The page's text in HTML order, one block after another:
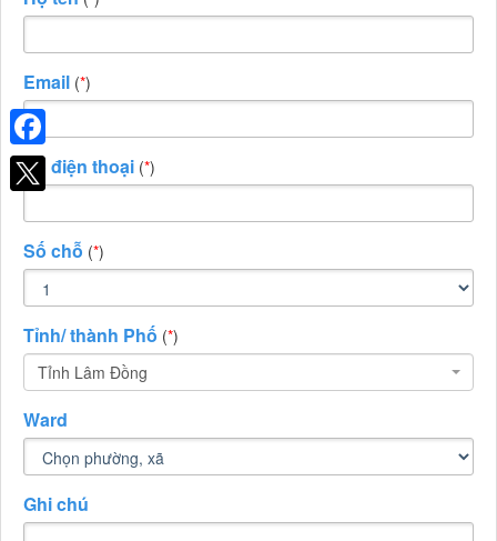
Email (*)
Số điện thoại (*)
Số chỗ (*)
Tỉnh/ thành Phố (*)
Tỉnh Lâm Đồng
Ward
Ghi chú
Facebook